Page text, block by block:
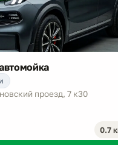
проезд, 7 к30
0.7